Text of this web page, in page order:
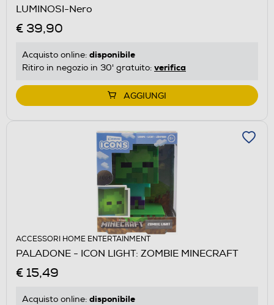
LUMINOSI-Nero
€ 39,90
Acquisto online: disponibile
Ritiro in negozio in 30' gratuito: verifica
AGGIUNGI
ACCESSORI HOME ENTERTAINMENT
PALADONE - ICON LIGHT: ZOMBIE MINECRAFT
€ 15,49
Acquisto online: disponibile